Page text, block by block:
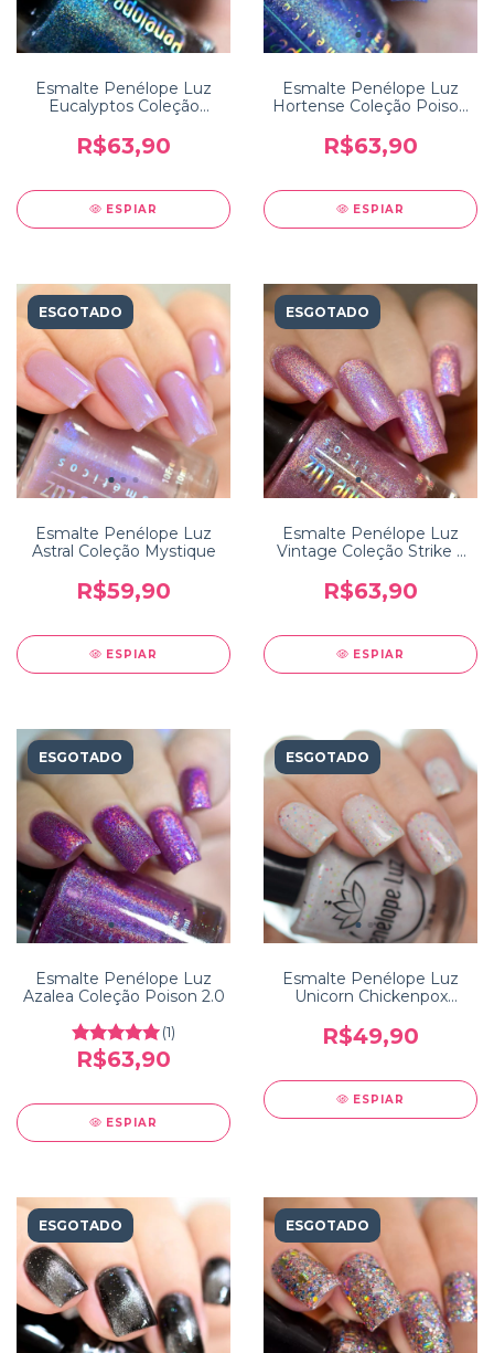
Esmalte Penélope Luz
Eucalyptos Coleção
R$63,90
ESPIAR
Esmalte Penélope Luz
Hortense Coleção Poison
R$63,90
ESPIAR
ESGOTADO
Esmalte Penélope Luz
Astral Coleção Mystique
R$59,90
ESPIAR
ESGOTADO
Esmalte Penélope Luz
Vintage Coleção Strike a
R$63,90
ESPIAR
ESGOTADO
Esmalte Penélope Luz
Azalea Coleção Poison 2.0
(1)
R$63,90
ESPIAR
ESGOTADO
Esmalte Penélope Luz
Unicorn Chickenpox
R$49,90
ESPIAR
ESGOTADO ESGOTADO